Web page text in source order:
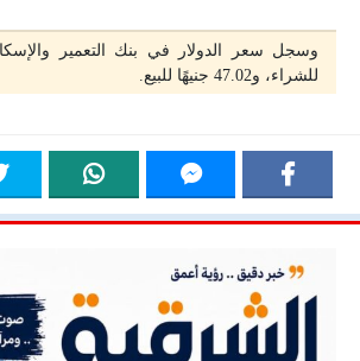
للشراء، و47.02 جنيهًا للبيع.